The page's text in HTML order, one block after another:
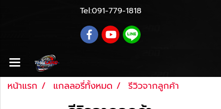
Tel:091-779-1818
หน้าแรก แกลลอรี่ทั้งหมด รีวิวจากลูกค้า